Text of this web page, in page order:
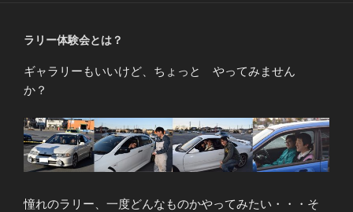
ラリー体験会とは？
ギャラリーもいいけど、ちょっと やってみません
か？
憧れのラリー、一度どんなものかやってみたい・・・そ